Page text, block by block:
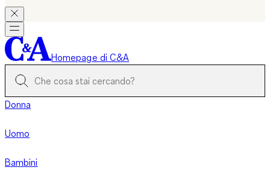
Homepage di C&A
Donna
Uomo
Bambini